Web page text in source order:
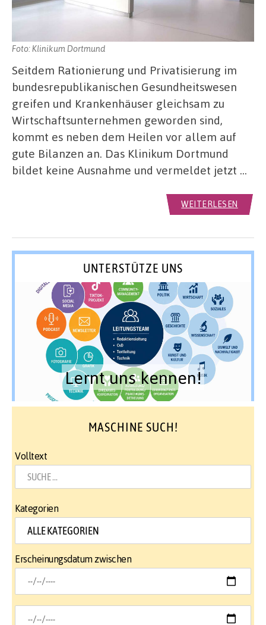
Foto: Klinikum Dortmund
Seitdem Rationierung und Privatisierung im
bundesrepublikanischen Gesundheitswesen
greifen und Krankenhäuser gleichsam zu
Wirtschaftsunternehmen geworden sind,
kommt es neben dem Heilen vor allem auf
gute Bilanzen an. Das Klinikum Dortmund
bildet keine Ausnahme und vermeldet jetzt …
WEITERLESEN
UNTERSTÜTZE UNS
Lernt uns kennen!
MASCHINE SUCH!
Volltext
Kategorien
Erscheinungsdatum zwischen